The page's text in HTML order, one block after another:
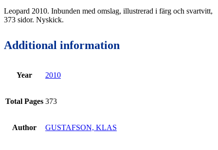
Leopard 2010. Inbunden med omslag, illustrerad i färg och svartvitt,
373 sidor. Nyskick.
Additional information
Year 2010
Total Pages 373
Author GUSTAFSON, KLAS